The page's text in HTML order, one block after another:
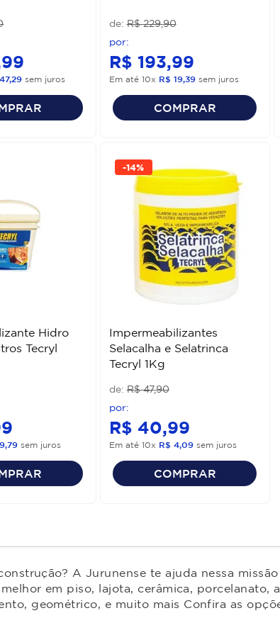
99
47,29 sem juros
R$ 229,90
R$ 193,99
Em até 10x R$ 19,39sem juros
COMPRAR
Hidro
Tecryl
9,79 sem juros
-14%
Impermeabilizantes
Selacalha e Selatrinca
Tecryl 1Kg
R$ 47,90
R$ 40,99
Em até 10x R$ 4,09sem juros
COMPRAR
A Jurunense te ajuda nessa missão
em piso, lajota, cerâmica, porcelanato,
geométrico, e muito mais Confira as